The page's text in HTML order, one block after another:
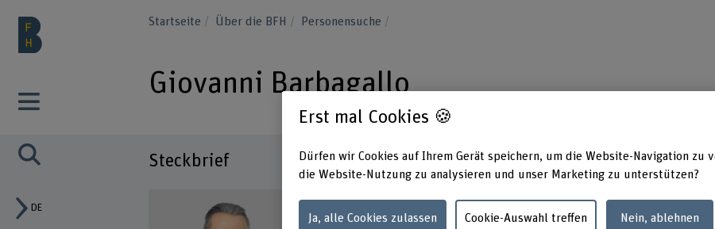
DE
Startseite Über die BFH Personensuche
Giovanni Barbagallo
Steckbrief
Kontakt
Adresse
Berner
Erst mal Cookies 🍪
Dürfen wir Cookies auf Ihrem Gerät speichern, um die Website-Navigation zu
die Website-Nutzung zu analysieren und unser Marketing zu unterstützen?
Ja, alle Cookies zulassen Cookie-Auswahl treffen Nein, ablehnen